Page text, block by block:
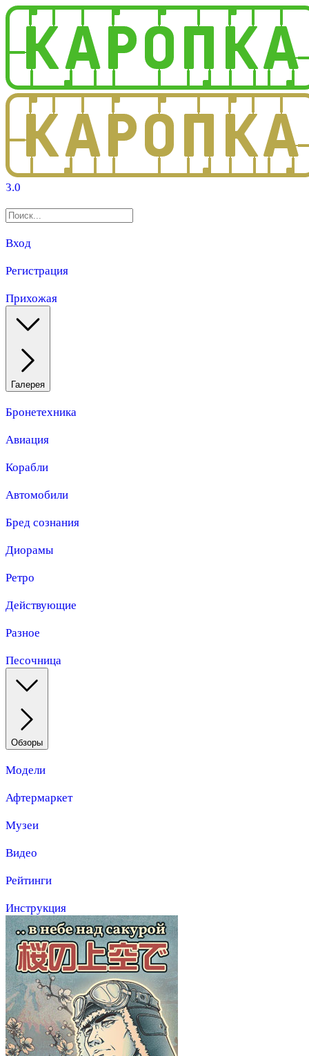
3.0
Вход
Регистрация
Прихожая
Галерея
Бронетехника
Авиация
Корабли
Автомобили
Бред сознания
Диорамы
Ретро
Действующие
Разное
Песочница
Обзоры
Модели
Афтермаркет
Музеи
Видео
Рейтинги
Инструкция